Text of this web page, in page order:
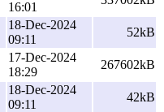
16:01
18-Dec-2024
09:11
52kB
17-Dec-2024
18:29
267602kB
18-Dec-2024
09:11
42kB